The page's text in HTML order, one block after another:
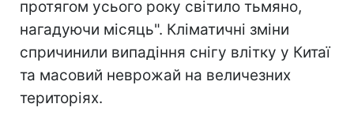
протягом усього року світило тьмяно,
нагадуючи місяць". Кліматичні зміни
спричинили випадіння снігу влітку у Китаї
та масовий неврожай на величезних
територіях.